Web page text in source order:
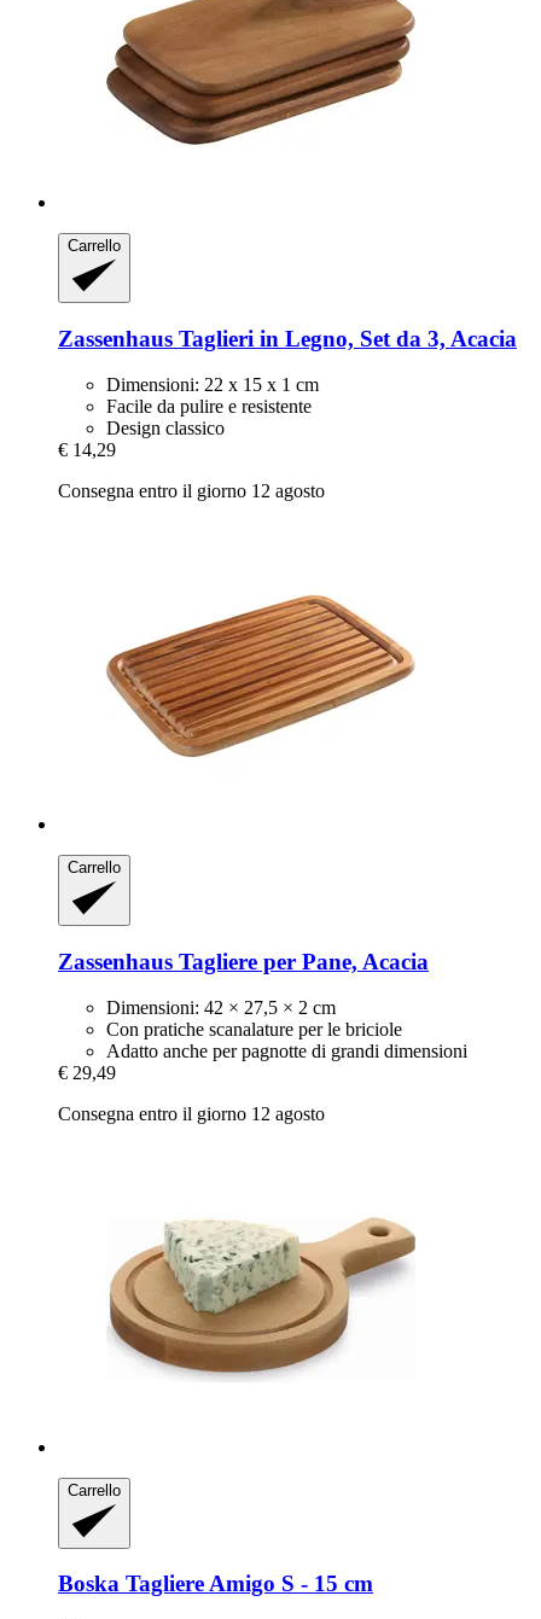
Carrello
Zassenhaus Taglieri in Legno, Set da 3, Acacia
Dimensioni: 22 x 15 x 1 cm
Facile da pulire e resistente
Design classico
€ 14,29
Consegna entro il giorno 12 agosto
Carrello
Zassenhaus Tagliere per Pane, Acacia
Dimensioni: 42 × 27,5 × 2 cm
Con pratiche scanalature per le briciole
Adatto anche per pagnotte di grandi dimensioni
€ 29,49
Consegna entro il giorno 12 agosto
Carrello
Boska Tagliere Amigo S -​ 15 cm